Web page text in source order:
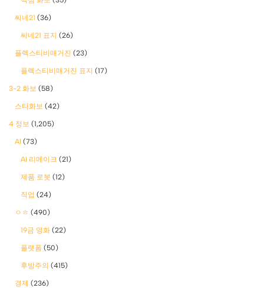
씨네21 (36)
씨네21 표지 (26)
플렉스티비매거진 (23)
플렉스티비매거진 표지 (17)
3-2 화보 (58)
스타화보 (42)
4 정보 (1,205)
AI (73)
AI 리메이크 (21)
제품 로봇 (12)
직업 (24)
ㅇㅎ (490)
19금 영화 (22)
플랫폼 (50)
후방주의 (415)
경제 (236)